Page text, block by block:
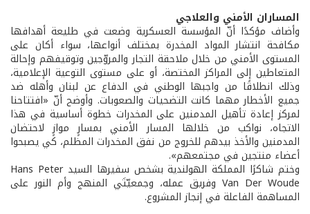
المساران الأمني والعلاجي
وأضاف مؤكدًا أنّ المؤسسة العسكرية وضعت في طليعة أهدافها
مكافحة انتشار المواد المخدرة بمختلف أنواعها، سواء أكان على
المستوى الأمني من خلال ملاحقة التجار والمروّجين وتوقيفهم وإحالة
المتعاطين إلى المراكز المختصة، أو على مستوى التوعية الإعلامية،
وذلك انطلاقًا من واجبها الوطني في الدفاع عن لبنان وأهله ضد
جميع الأخطار مهما كانت التضحيات والصعوبات. وأوضح أنّ «افتتاحنا
لمركز إعادة تأهيل المدمنين على المخدرات خطوة أساسية في هذا
الاتجاه، نواكب من خلالها المسار الأمني بمسارٍ موازٍ لاحتضان
المدمنين والأخذ بيدهم للخروج من نفق المخدرات المظلم، كي يصبحوا
أعضاء منتجين في مجتمعهم».
وختم شاكرًا المملكة الهولندية بشخص سفيرها السيد Hans Peter
Van Der Woude وفريق عمله، وجمعيّتَي المنهج وأم النور على
المساهمة الفاعلة في إنجاز المشروع.